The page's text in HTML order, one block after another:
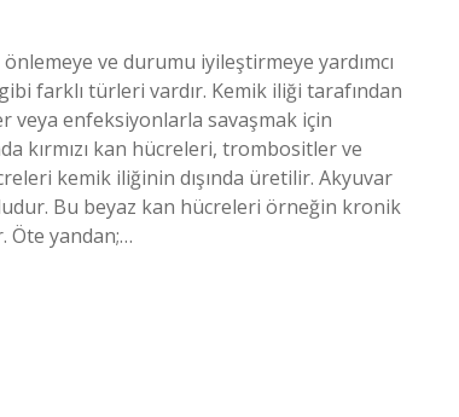
ve durumu iyileştirmeye yardımcı
farklı türleri vardır. Kemik iliği tarafından
veya enfeksiyonlarla savaşmak için
kırmızı kan hücreleri, trombositler ve
kemik iliğinin dışında üretilir. Akyuvar
Bu beyaz kan hücreleri örneğin kronik
Öte yandan;…